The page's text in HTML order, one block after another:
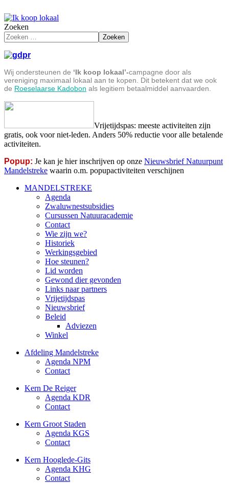
Zoeken
Zoeken
Wij ondersteunen de ‘Ik koop lokaal’-campagne door als
vereniging maximaal lokaal aan te kopen. Dit betekent dat we ook
de Roeselaarse Kadobon als legitiem betaalmiddel aanvaarden.
Vrijetijdspas: meeste activiteiten zijn
gratis, ook voor niet-leden. Anders 50% reductie voor alle betalende
activiteiten.
Popup: Je kan je hier inschrijven op onze Nieuwsbrief Natuurpunt
Mandelstreke waarin o.m. popupactiviteiten verschijnen
MANDELSTREKE
Agenda
Zwaluwnestsubsidies
Cursussen Natuuracademie
Contact
Wie zijn we?
Historiek
Werkingsgebied
Hoe steunen?
Lid worden
Gewond dier gevonden
Links naar partners
Vrijetijdspas
Nieuwsbrief
Beleid
Adviezen
Winkel
Afdeling Mandelstreke
Agenda NPM
Contact
Kern De Reiger
Agenda KDR
Contact
Kern Groot Staden
Agenda KGS
Contact
Kern Hooglede-Gits
Agenda KHG
Contact